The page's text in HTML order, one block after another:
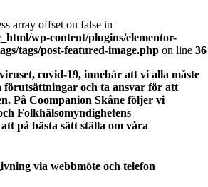
array offset on false in
wp-content/plugins/elementor-
tags/post-featured-image.php on line 36
covid-19, innebär att vi alla måste
förutsättningar och ta ansvar för att
På Coompanion Skåne följer vi
Folkhälsomyndighetens
på bästa sätt ställa om våra
via webbmöte och telefon